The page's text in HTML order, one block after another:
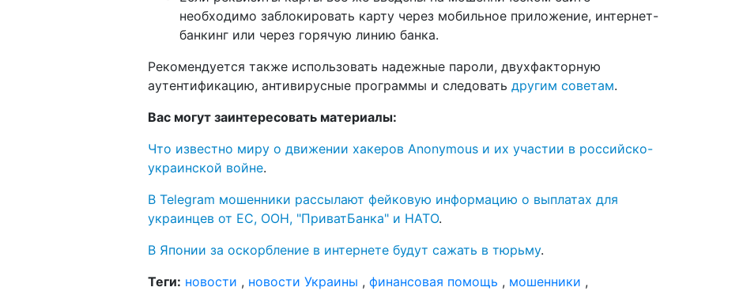
необходимо заблокировать карту через мобильное приложение, интернет-
банкинг или через горячую линию банка.
Рекомендуется также использовать надежные пароли, двухфакторную
аутентификацию, антивирусные программы и следовать другим советам.
Вас могут заинтересовать материалы:
Что известно миру о движении хакеров Anonymous и их участии в российско-
украинской войне.
В Telegram мошенники рассылают фейковую информацию о выплатах для
украинцев от ЕС, ООН, "ПриватБанка" и НАТО.
В Японии за оскорбление в интернете будут сажать в тюрьму.
Теги: новости , новости Украины , финансовая помощь , мошенники ,